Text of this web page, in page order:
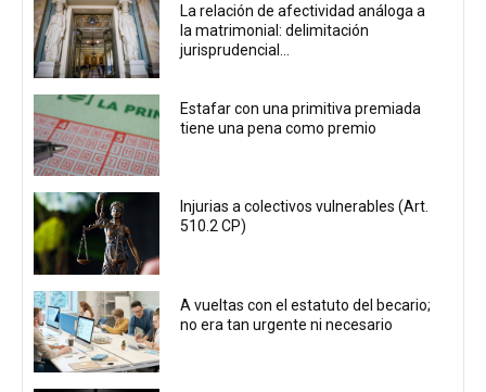
La relación de afectividad análoga a
la matrimonial: delimitación
jurisprudencial...
Estafar con una primitiva premiada
tiene una pena como premio
Injurias a colectivos vulnerables (Art.
510.2 CP)
A vueltas con el estatuto del becario;
no era tan urgente ni necesario